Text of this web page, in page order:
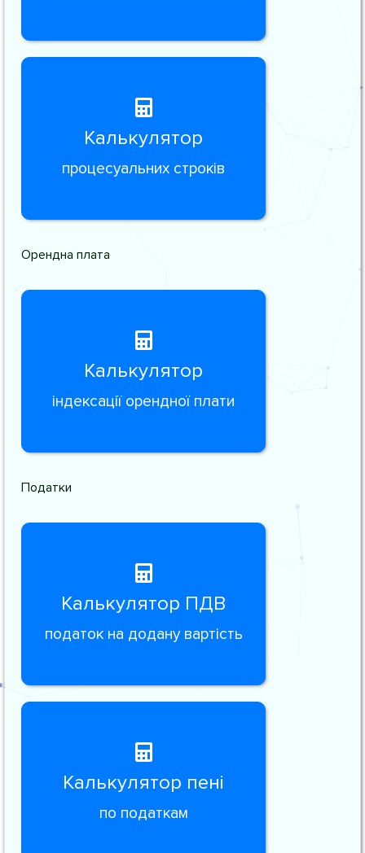
Калькулятор
процесуальних строків
Орендна плата
Калькулятор
індексації орендної плати
Податки
Калькулятор ПДВ
податок на додану вартість
Калькулятор пені
по податкам